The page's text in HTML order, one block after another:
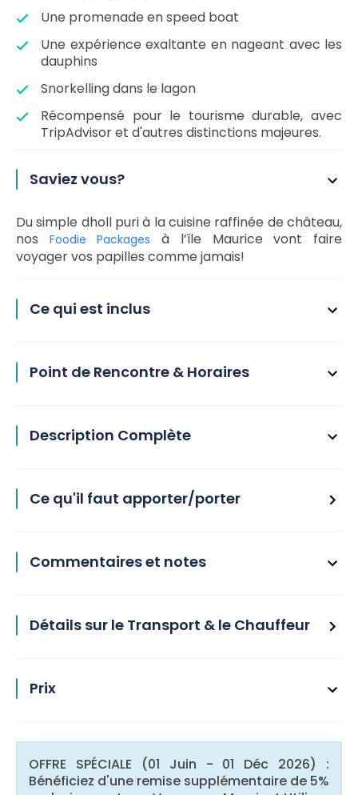
Une promenade en speed boat
Une expérience exaltante en nageant avec les
dauphins
Snorkelling dans le lagon
Récompensé pour le tourisme durable, avec
TripAdvisor et d'autres distinctions majeures.
Saviez vous?
Du simple dholl puri à la cuisine raffinée de château,
nos Foodie Packagesà l’île Maurice vont faire
voyager vos papilles comme jamais!
Ce qui est inclus
Point de Rencontre & Horaires
Description Complète
Ce qu'il faut apporter/porter
Commentaires et notes
Détails sur le Transport & le Chauffeur
Prix
OFFRE SPÉCIALE (01 Juin - 01 Déc 2026) :
Bénéficiez d'une remise supplémentaire de 5%